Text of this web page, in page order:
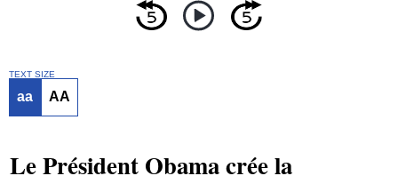
TEXT SIZE
aa AA
Le Président Obama crée la